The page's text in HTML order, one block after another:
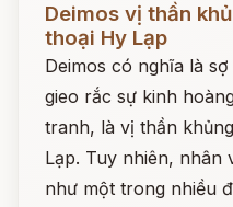
Deimos vị thần
thoại Hy Lạp
Deimos có nghĩa là
gieo rắc sự kinh
tranh, là vị thần
Lạp. Tuy nhiên, nhân
như một trong nhiều